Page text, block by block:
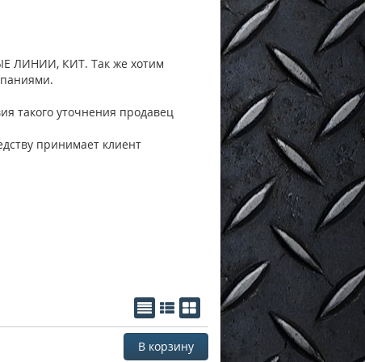
ЛИНИИ, КИТ. Так же хотим
такого уточнения продавец
принимает клиент
В корзину